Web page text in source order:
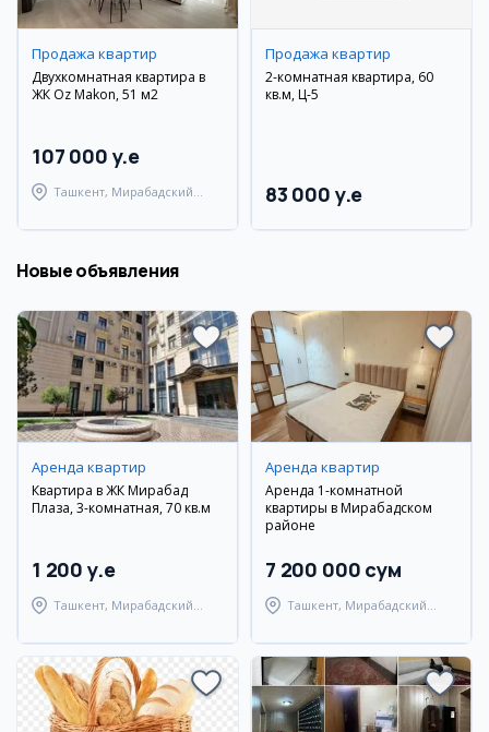
Продажа квартир
Двухкомнатная квартира в
ЖК Oz Makon, 51 м2
107 000 y.e
Ташкент, Мирабадский
Продажа квартир
2-комнатная квартира, 60
кв.м, Ц-5
83 000 y.e
Новые объявления
Аренда квартир
Квартира в ЖК Мирабад
Плаза, 3-комнатная, 70 кв.м
1 200 y.e
Ташкент, Мирабадский
Аренда квартир
Аренда 1-комнатной
квартиры в Мирабадском
районе
7 200 000 сум
Ташкент, Мирабадский